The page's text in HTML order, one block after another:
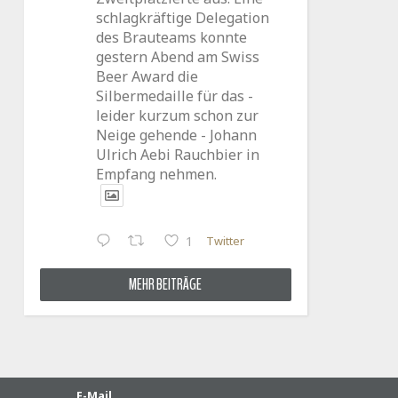
schlagkräftige Delegation
des Brauteams konnte
gestern Abend am Swiss
Beer Award die
Silbermedaille für das -
leider kurzum schon zur
Neige gehende - Johann
Ulrich Aebi Rauchbier in
Empfang nehmen.
1 Twitter
MEHR BEITRÄGE